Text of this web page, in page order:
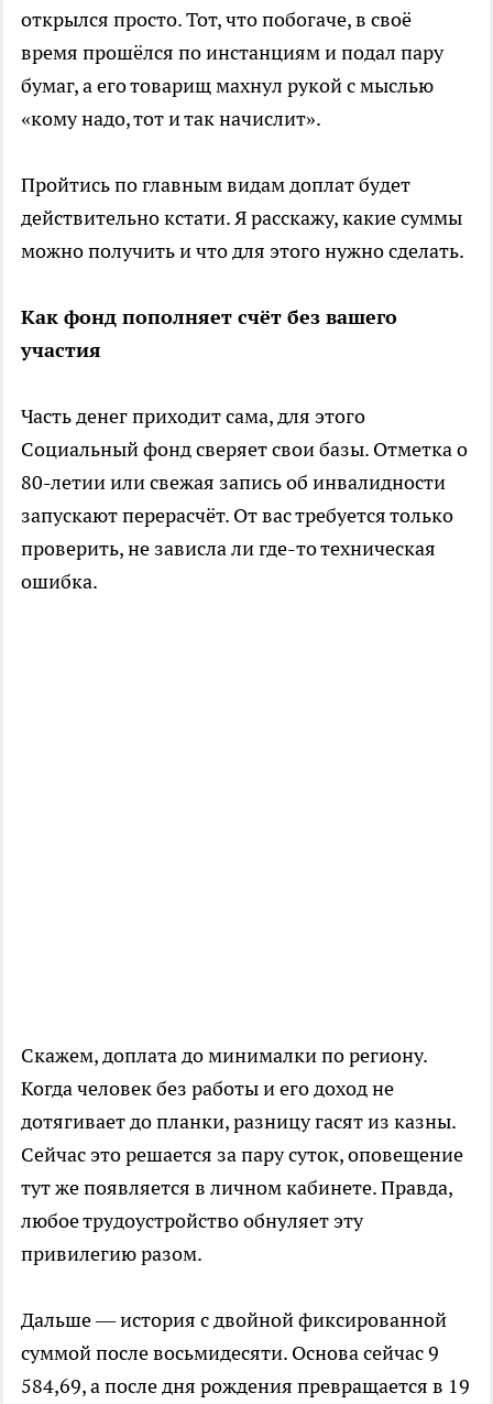
открылся просто. Тот, что побогаче, в своё
время прошёлся по инстанциям и подал пару
бумаг, а его товарищ махнул рукой с мыслью
«кому надо, тот и так начислит».
Пройтись по главным видам доплат будет
действительно кстати. Я расскажу, какие суммы
можно получить и что для этого нужно сделать.
Как фонд пополняет счёт без вашего
участия
Часть денег приходит сама, для этого
Социальный фонд сверяет свои базы. Отметка о
80-летии или свежая запись об инвалидности
запускают перерасчёт. От вас требуется только
проверить, не зависла ли где-то техническая
ошибка.
Скажем, доплата до минималки по региону.
Когда человек без работы и его доход не
дотягивает до планки, разницу гасят из казны.
Сейчас это решается за пару суток, оповещение
тут же появляется в личном кабинете. Правда,
любое трудоустройство обнуляет эту
привилегию разом.
Дальше — история с двойной фиксированной
суммой после восьмидесяти. Основа сейчас 9
584,69, а после дня рождения превращается в 19